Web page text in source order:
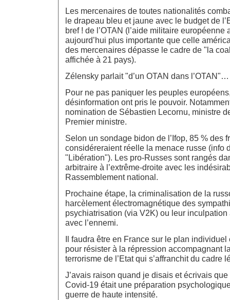
Les mercenaires de toutes nationalités
le drapeau bleu et jaune avec le budget de
bref ! de l’OTAN (l’aide militaire européenne
aujourd’hui plus importante que celle
des mercenaires dépasse le cadre de "la
affichée à 21 pays).
Zélensky parlait "d’un OTAN dans l’OTAN"…
Pour ne pas paniquer les peuples
désinformation ont pris le pouvoir.
nomination de Sébastien Lecornu, ministre
Premier ministre.
Selon un sondage bidon de l’Ifop, 85 % des
considéreraient réelle la menace russe (info
"Libération"). Les pro-Russes sont rangés
arbitraire à l’extrême-droite avec les
Rassemblement national.
Prochaine étape, la criminalisation de la
harcèlement électromagnétique des
psychiatrisation (via V2K) ou leur inculpation
avec l’ennemi.
Il faudra être en France sur le plan individuel
pour résister à la répression accompagnant
terrorisme de l’Etat qui s’affranchit du cadre
J’avais raison quand je disais et écrivais
Covid-19 était une préparation
guerre de haute intensité.